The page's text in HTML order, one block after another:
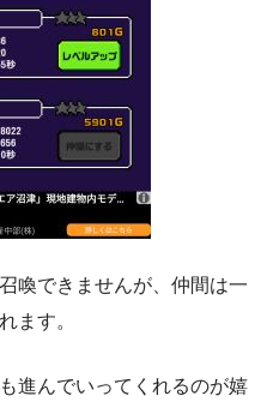
喚できませんが、仲間は一
ます。
進んでいってくれるのが嬉